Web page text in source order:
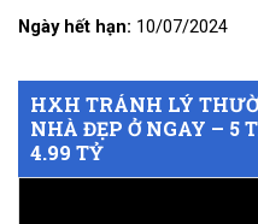
HXH TRÁNH LÝ
NHÀ ĐẸP Ở NGAY – 5
4.99 TỶ
Ngày hết hạn: 10/07/2024